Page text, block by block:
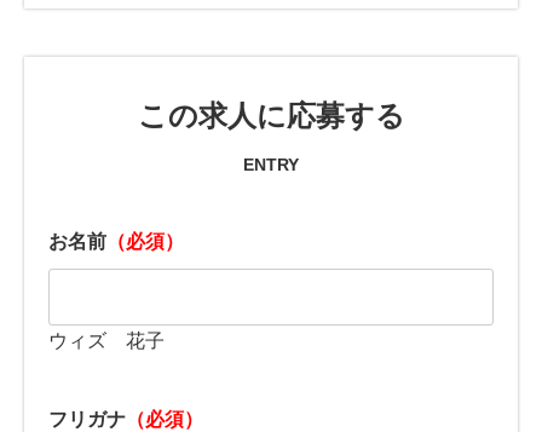
この求人に応募する
ENTRY
お名前 （必須）
ウィズ 花子
フリガナ （必須）